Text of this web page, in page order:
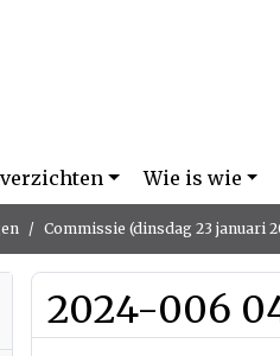
Wie is wie
Commissie (dinsdag 23 januari
2024-006